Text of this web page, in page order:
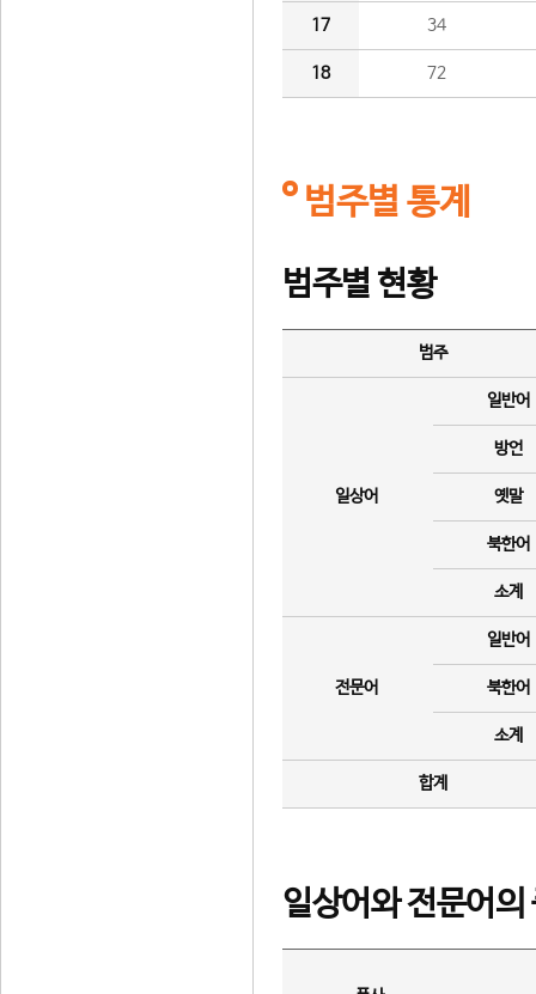
17 34
18 72
범주별 통계
범주별 현황
범주
일상어
일반어
방언
옛말
북한어
소계
전문어
일반어
북한어
소계
합계
일상어와 전문어의